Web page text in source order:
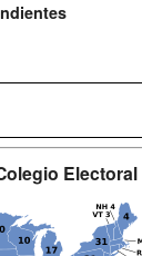
Electoral